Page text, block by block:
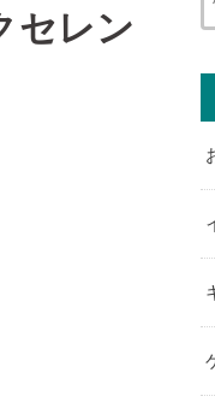
セレン